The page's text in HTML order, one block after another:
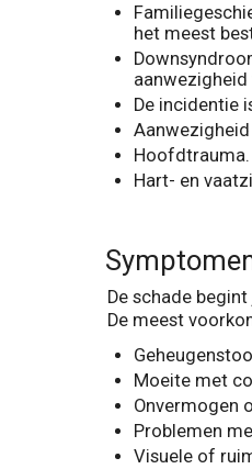
het meest
aanwezigheid
De incidentie
Hoofdtrauma.
Hart- en
De schade
De meest
Moeite met
Onvermogen
Problemen
Visuele of